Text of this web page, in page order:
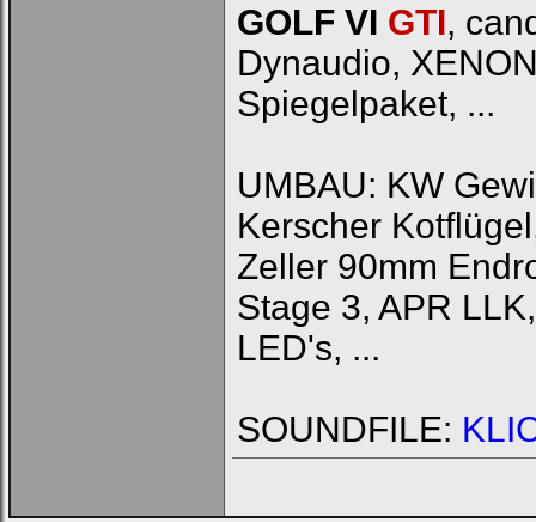
GOLF VI GTI,
Dynaudio,
Spiegelpaket, ...
UMBAU: KW
Kerscher
Zeller 90mm
Stage 3, APR
LED's, ...
SOUNDFILE: